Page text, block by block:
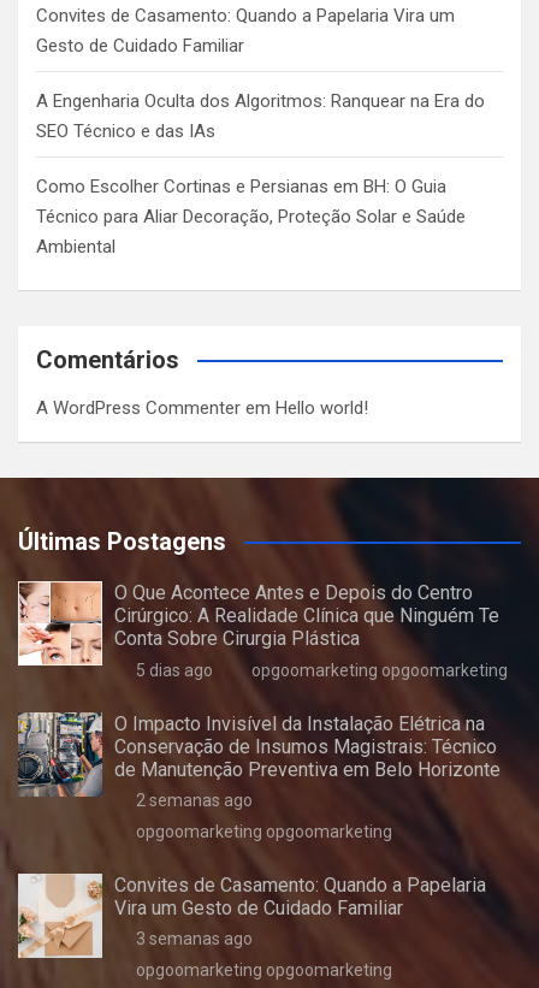
Convites de Casamento: Quando a Papelaria Vira um
Gesto de Cuidado Familiar
A Engenharia Oculta dos Algoritmos: Ranquear na Era do
SEO Técnico e das IAs
Como Escolher Cortinas e Persianas em BH: O Guia
Técnico para Aliar Decoração, Proteção Solar e Saúde
Ambiental
Comentários
A WordPress Commenter em Hello world!
Últimas Postagens
O Que Acontece Antes e Depois do Centro
Cirúrgico: A Realidade Clínica que Ninguém Te
Conta Sobre Cirurgia Plástica
5 dias ago opgoomarketing opgoomarketing
O Impacto Invisível da Instalação Elétrica na
Conservação de Insumos Magistrais: Técnico
de Manutenção Preventiva em Belo Horizonte
2 semanas ago
opgoomarketing opgoomarketing
Convites de Casamento: Quando a Papelaria
Vira um Gesto de Cuidado Familiar
3 semanas ago
opgoomarketing opgoomarketing